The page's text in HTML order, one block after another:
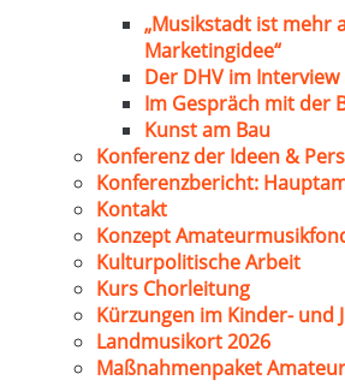
„Musikstadt ist mehr
Marketingidee“
Der DHV im Interview
Im Gespräch mit der
Kunst am Bau
Konferenz der Ideen &
Konferenzbericht:
Kontakt
Konzept
Kulturpolitische Arbeit
Kurs Chorleitung
Kürzungen im Kinder- und
Landmusikort 2026
Maßnahmenpaket